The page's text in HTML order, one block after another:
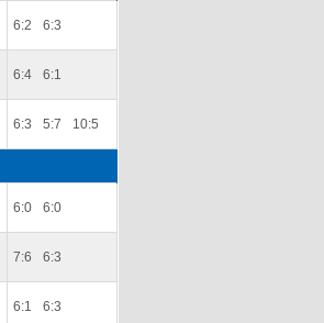
6:2 6:3
6:4 6:1
6:3 5:7 10:5
6:0 6:0
7:6 6:3
6:1 6:3